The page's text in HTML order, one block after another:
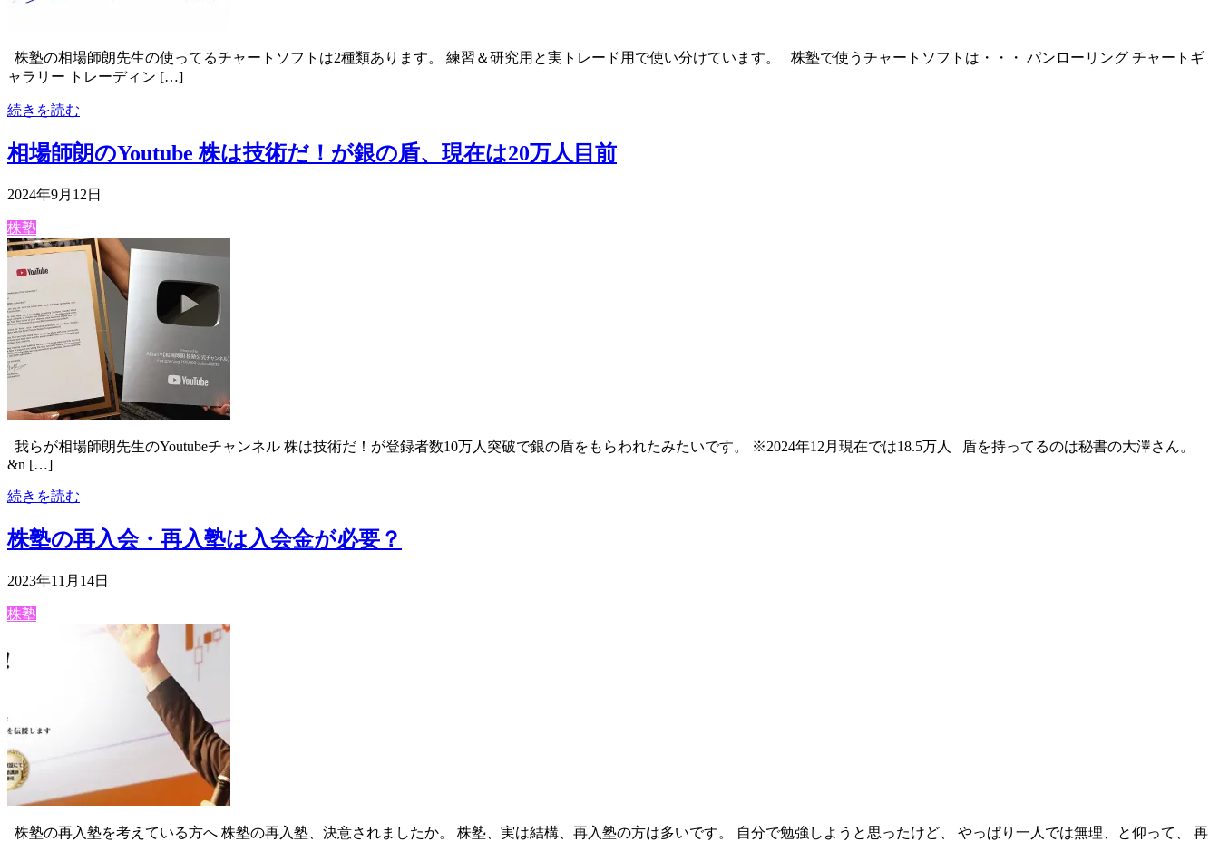
株塾の相場師朗先生の使ってるチャートソフトは2種類あります。 練習＆研究用と実トレード用で使い分けています。 株塾で使うチャートソフトは・・・ パンローリング チャートギ
ャラリー トレーディン […]
続きを読む
相場師朗のYoutube 株は技術だ！が銀の盾、現在は20万人目前
2024年9月12日
株塾
我らが相場師朗先生のYoutubeチャンネル 株は技術だ！が登録者数10万人突破で銀の盾をもらわれたみたいです。 ※2024年12月現在では18.5万人 盾を持ってるのは秘書の大澤さん。
&n […]
続きを読む
株塾の再入会・再入塾は入会金が必要？
2023年11月14日
株塾
株塾の再入塾を考えている方へ 株塾の再入塾、決意されましたか。 株塾、実は結構、再入塾の方は多いです。 自分で勉強しようと思ったけど、 やっぱり一人では無理、と仰って、 再